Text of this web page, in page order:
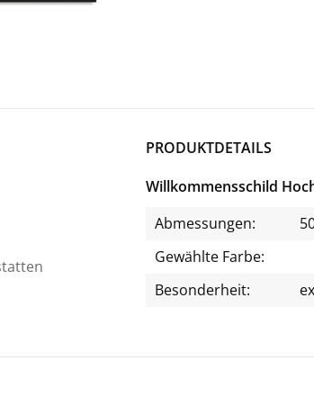
PRODUKTDETAILS
Willkommensschild
Abmessungen:
Gewählte Farbe:
Besonderheit: